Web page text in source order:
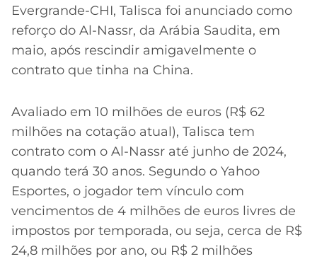
Evergrande-CHI, Talisca foi anunciado como
reforço do Al-Nassr, da Arábia Saudita, em
maio, após rescindir amigavelmente o
contrato que tinha na China.
Avaliado em 10 milhões de euros (R$ 62
milhões na cotação atual), Talisca tem
contrato com o Al-Nassr até junho de 2024,
quando terá 30 anos. Segundo o Yahoo
Esportes, o jogador tem vínculo com
vencimentos de 4 milhões de euros livres de
impostos por temporada, ou seja, cerca de R$
24,8 milhões por ano, ou R$ 2 milhões